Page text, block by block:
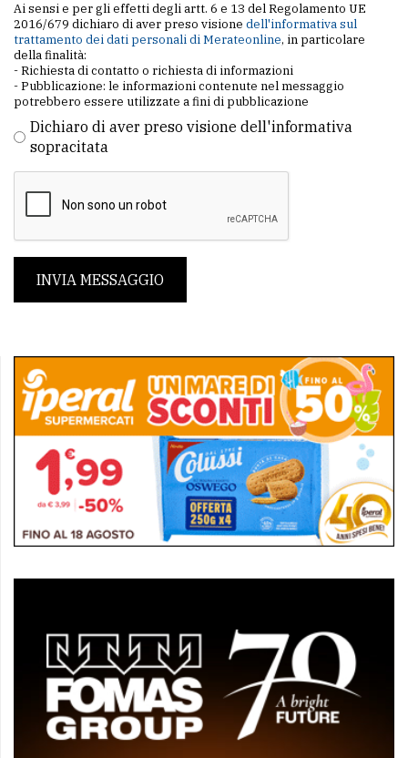
Ai sensi e per gli effetti degli artt. 6 e 13 del Regolamento UE
2016/679 dichiaro di aver preso visione dell'informativa sul
trattamento dei dati personali di Merateonline, in particolare
della finalità:
- Richiesta di contatto o richiesta di informazioni
- Pubblicazione: le informazioni contenute nel messaggio
potrebbero essere utilizzate a fini di pubblicazione
Dichiaro di aver preso visione dell'informativa
sopracitata
INVIA MESSAGGIO